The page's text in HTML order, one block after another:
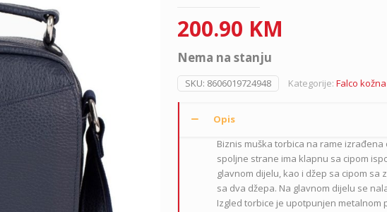
200.90 KM
Nema na stanju
SKU: 8606019724948 Kategorije: Falco
Opis
Biznis muška torbica na rame
spoljne strane ima klapnu sa cipom
glavnom dijelu, kao i džep sa cipom
sa dva džepa. Na glavnom dijelu se
Izgled torbice je upotpunjen metalnom